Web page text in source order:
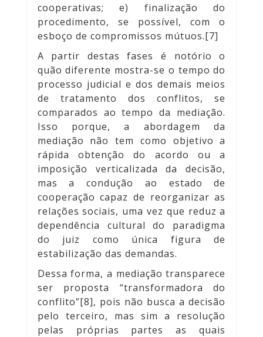
cooperativas; e) finalização do
procedimento, se possível, com o
esboço de compromissos mútuos.[7]
A partir destas fases é notório o
quão diferente mostra-se o tempo do
processo judicial e dos demais meios
de tratamento dos conflitos, se
comparados ao tempo da mediação.
Isso porque, a abordagem da
mediação não tem como objetivo a
rápida obtenção do acordo ou a
imposição verticalizada da decisão,
mas a condução ao estado de
cooperação capaz de reorganizar as
relações sociais, uma vez que reduz a
dependência cultural do paradigma
do juiz como única figura de
estabilização das demandas.
Dessa forma, a mediação transparece
ser proposta “transformadora do
conflito”[8], pois não busca a decisão
pelo terceiro, mas sim a resolução
pelas próprias partes as quais